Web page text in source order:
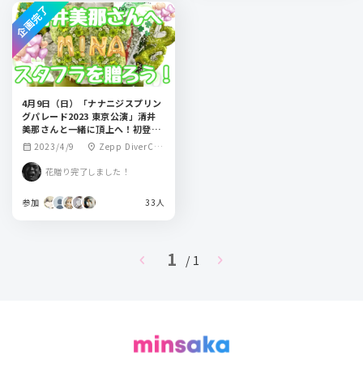
4月9日（日）「ナナニジスプリン
グパレード2023 東京公演」清井
美那さんと一緒に頂上へ！初登
山！スタフラを贈ろう！
calendar_month 2023/4/9 location_on Zepp DiverCit
花贈り完了しました！
参加 33人
企画完了
chevron_left 1 / 1 chevron_right